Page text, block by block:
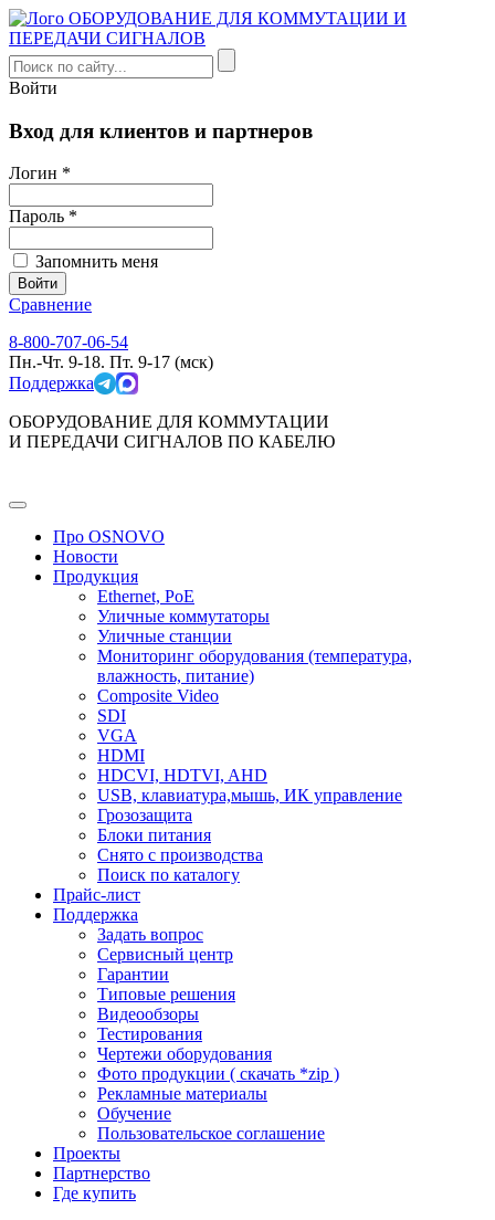
Войти
Вход для клиентов и партнеров
Логин *
Пароль *
Запомнить меня
Сравнение
8-800-707-06-54
Пн.-Чт. 9-18. Пт. 9-17 (мск)
Поддержка
ОБОРУДОВАНИЕ ДЛЯ КОММУТАЦИИ
И ПЕРЕДАЧИ СИГНАЛОВ ПО КАБЕЛЮ
Про OSNOVO
Новости
Продукция
Ethernet, PoE
Уличные коммутаторы
Уличные станции
Мониторинг оборудования (температура,
влажность, питание)
Composite Video
SDI
VGA
HDMI
HDCVI, HDTVI, AHD
USB, клавиатура,мышь, ИК управление
Грозозащита
Блоки питания
Снято с производства
Поиск по каталогу
Прайс-лист
Поддержка
Задать вопрос
Сервисный центр
Гарантии
Типовые решения
Видеообзоры
Тестирования
Чертежи оборудования
Фото продукции ( скачать *zip )
Рекламные материалы
Обучение
Пользовательское соглашение
Проекты
Партнерство
Где купить